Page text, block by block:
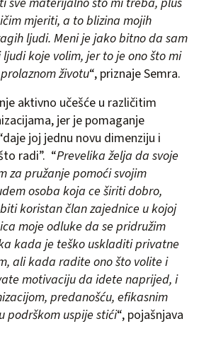
mjeriti, a to blizina mojih
ljudi. Meni je jako bitno da sam
koje volim, jer to je ono što mi
životu“, priznaje Semra.
aktivno učešće u različitim
jer je pomaganje
joj jednu novu dimenziju i
radi”. “Prevelika želja da svoje
za pružanje pomoći svojim
osoba koja ce širiti dobro,
koristan član zajednice u kojoj
moje odluke da se pridružim
kada je teško uskladiti privatne
ali kada radite ono što volite i
motivaciju da idete naprijed, i
predanošću, efikasnim
podrškom uspije stići“, pojašnjava